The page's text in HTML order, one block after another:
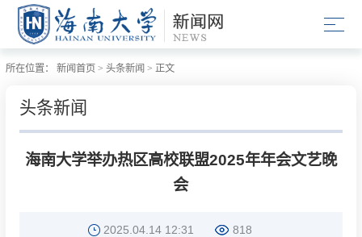
所在位置： 新闻首页 > 头条新闻 > 正文
头条新闻
海南大学举办热区高校联盟2025年年会文艺晚
会
2025.04.14 12:31 818